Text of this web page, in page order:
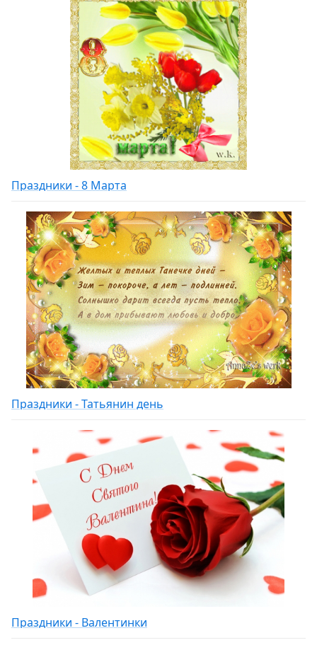
Праздники - 8 Марта
Праздники - Татьянин день
Праздники - Валентинки